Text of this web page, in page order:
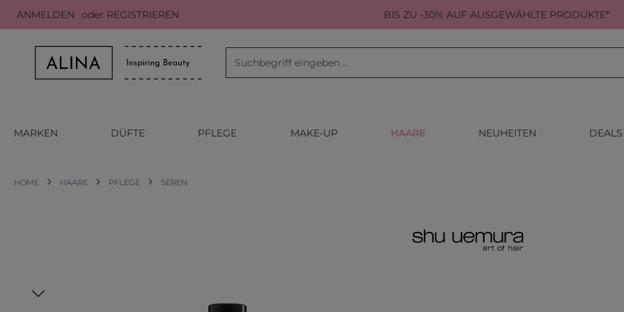
Hauptinhalt springen
Zur Suche springen
Zur Hauptnavigation springen
ANMELDEN oder REGISTRIEREN BIS ZU -30% AUF AUSGEWÄHLTE PRODUKTE*
MARKEN DÜFTE PFLEGE MAKE-UP HAARE NEUHEITEN DEALS
HOME HAARE PFLEGE SEREN
Bildergalerie überspringen